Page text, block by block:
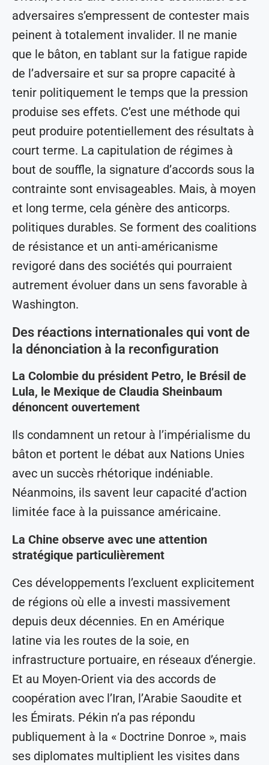
adversaires s’empressent de contester mais
peinent à totalement invalider. Il ne manie
que le bâton, en tablant sur la fatigue rapide
de l’adversaire et sur sa propre capacité à
tenir politiquement le temps que la pression
produise ses effets. C’est une méthode qui
peut produire potentiellement des résultats à
court terme. La capitulation de régimes à
bout de souffle, la signature d’accords sous la
contrainte sont envisageables. Mais, à moyen
et long terme, cela génère des anticorps.
politiques durables. Se forment des coalitions
de résistance et un anti-américanisme
revigoré dans des sociétés qui pourraient
autrement évoluer dans un sens favorable à
Washington.
Des réactions internationales qui vont de
la dénonciation à la reconfiguration
La Colombie du président Petro, le Brésil de
Lula, le Mexique de Claudia Sheinbaum
dénoncent ouvertement
Ils condamnent un retour à l’impérialisme du
bâton et portent le débat aux Nations Unies
avec un succès rhétorique indéniable.
Néanmoins, ils savent leur capacité d’action
limitée face à la puissance américaine.
La Chine observe avec une attention
stratégique particulièrement
Ces développements l’excluent explicitement
de régions où elle a investi massivement
depuis deux décennies. En en Amérique
latine via les routes de la soie, en
infrastructure portuaire, en réseaux d’énergie.
Et au Moyen-Orient via des accords de
coopération avec l’Iran, l’Arabie Saoudite et
les Émirats. Pékin n’a pas répondu
publiquement à la « Doctrine Donroe », mais
ses diplomates multiplient les visites dans